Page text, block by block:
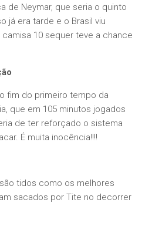
de Neymar, que seria o quinto
já era tarde e o Brasil viu
10 sequer teve a chance
fim do primeiro tempo da
que em 105 minutos jogados
de ter reforçado o sistema
É muita inocência!!!!
tidos como os melhores
sacados por Tite no decorrer